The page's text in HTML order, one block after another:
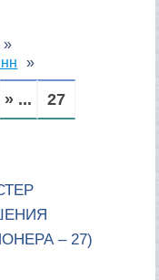
» ... 27
– 27)